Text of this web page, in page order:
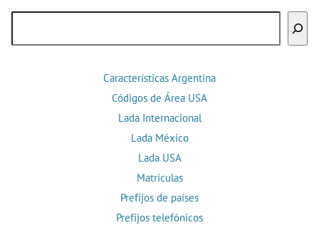
Características Argentina
Códigos de Área USA
Lada Internacional
Lada México
Lada USA
Matrículas
Prefijos de países
Prefijos telefónicos